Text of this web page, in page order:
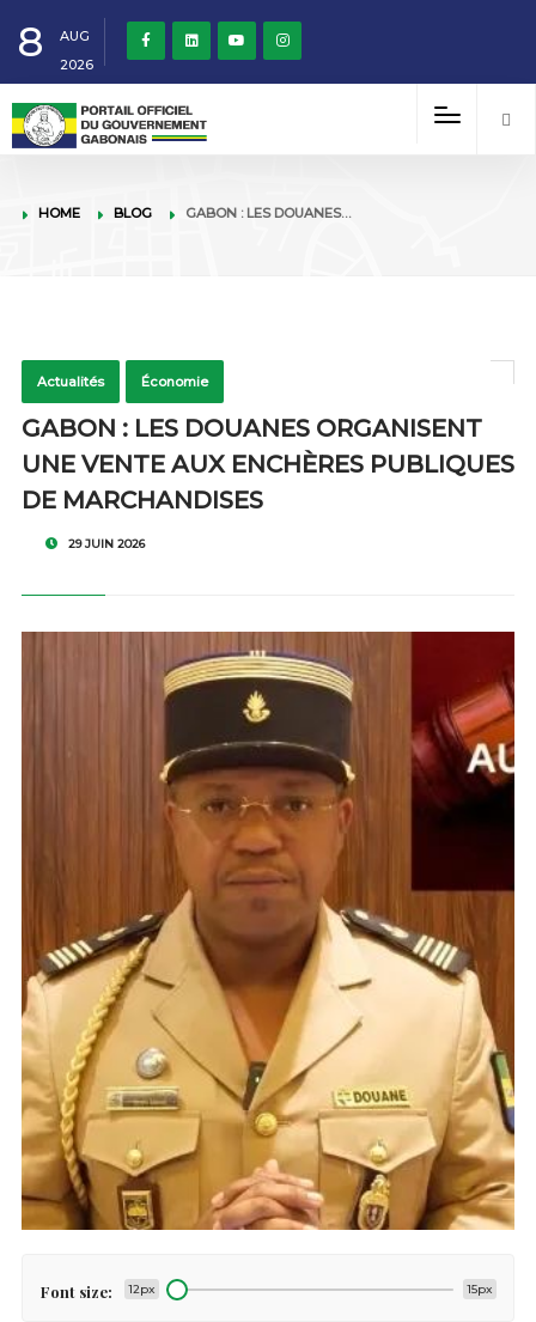
8
AUG
2026
HOME BLOG GABON : LES DOUANES…
Actualités Économie
GABON : LES DOUANES ORGANISENT
UNE VENTE AUX ENCHÈRES PUBLIQUES
DE MARCHANDISES
29 JUIN 2026
Font size: 12px 15px